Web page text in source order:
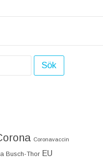
Coronavaccin
Busch-Thor EU